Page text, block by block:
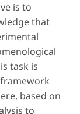
is to
that
task is
based on
to